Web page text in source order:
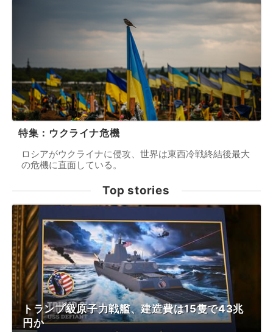
特集：ウクライナ危機
ロシアがウクライナに侵攻、世界は東西冷戦終結後最大
の危機に直面している。
Top stories
トランプ級原子力戦艦、建造費は15隻で43兆
円か